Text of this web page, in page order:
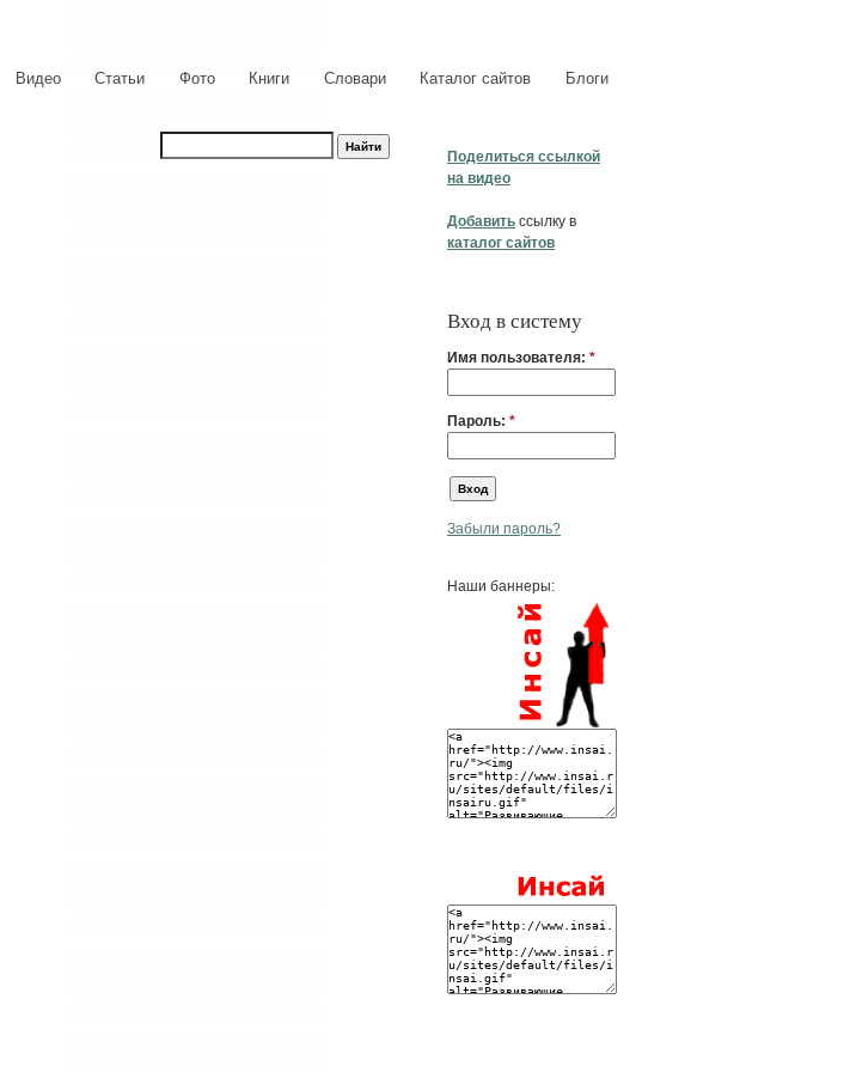
Видео Статьи Фото Книги Словари Каталог сайтов Блоги
Поделиться ссылкой
на видео
Добавить ссылку в
каталог сайтов
Вход в систему
Имя пользователя: *
Пароль: *
Забыли пароль?
Наши баннеры: